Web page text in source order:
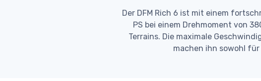
Der DFM Rich 6 ist mit einem
PS bei einem Drehmoment von
Terrains. Die maximale
machen ihn sowohl